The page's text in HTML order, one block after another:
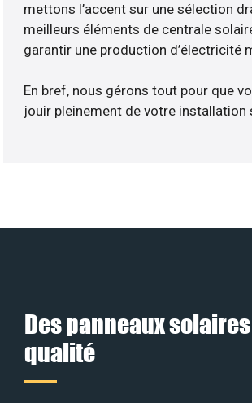
mettons l’accent sur une sélection
meilleurs éléments de centrale
garantir une production d’électricité
En bref, nous gérons tout pour que
jouir pleinement de votre installation
Des panneaux
qualité